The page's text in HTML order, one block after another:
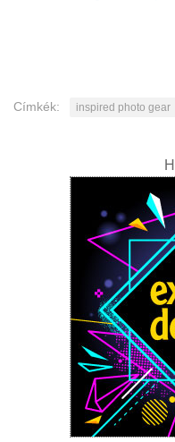
Címkék: inspired photo gear